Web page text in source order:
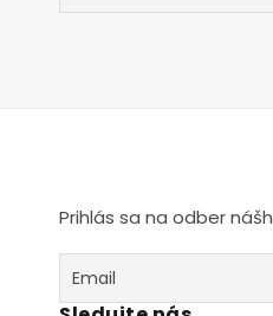
Prihlás sa na odber